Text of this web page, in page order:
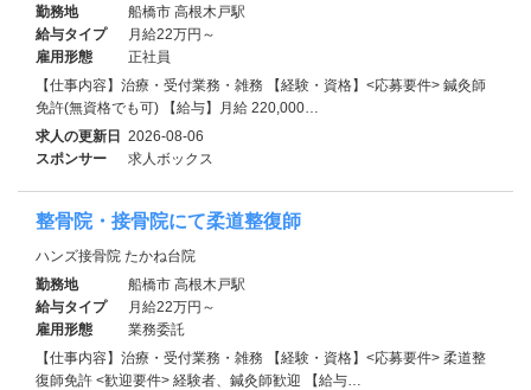
勤務地
船橋市 高根木戸駅
給与タイプ
月給22万円～
雇用形態
正社員
【仕事内容】治療・受付業務・雑務 【経験・資格】<応募要件> 鍼灸師
免許(無資格でも可) 【給与】月給 220,000…
求人の更新日 2026-08-06
スポンサー
求人ボックス
整骨院・接骨院にて柔道整復師
ハンズ接骨院 たかね台院
勤務地
船橋市 高根木戸駅
給与タイプ
月給22万円～
雇用形態
業務委託
【仕事内容】治療・受付業務・雑務 【経験・資格】<応募要件> 柔道整
復師免許 <歓迎要件> 経験者、鍼灸師歓迎 【給与…